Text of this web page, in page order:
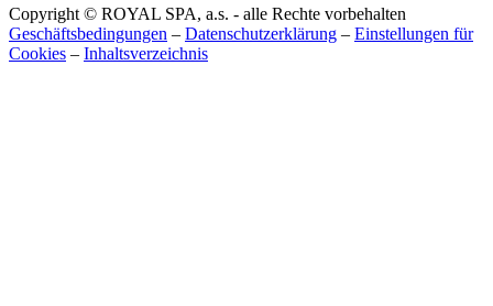
Copyright © ROYAL SPA, a.s. - alle Rechte vorbehalten
Geschäftsbedingungen – Datenschutzerklärung – Einstellungen für
Cookies – Inhaltsverzeichnis